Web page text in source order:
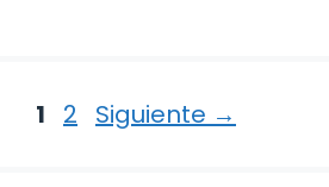
Página
1 Página
2 Siguiente →